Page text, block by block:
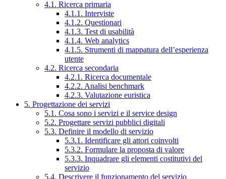
4.1. Ricerca primaria
4.1.1. Interviste
4.1.2. Questionari
4.1.3. Test di usabilità
4.1.4. Web analytics
4.1.5. Strumenti di mappatura dell’esperienza
utente
4.2. Ricerca secondaria
4.2.1. Ricerca documentale
4.2.2. Analisi benchmark
4.2.3. Valutazione euristica
5. Progettazione dei servizi
5.1. Cosa sono i servizi e il service design
5.2. Progettare servizi pubblici digitali
5.3. Definire il modello di servizio
5.3.1. Identificare gli attori coinvolti
5.3.2. Formulare la proposta di valore
5.3.3. Inquadrare gli elementi costitutivi del
servizio
5.4. Descrivere il funzionamento del servizio